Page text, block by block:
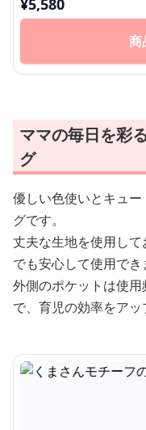
¥5,580
商
ママの毎日を彩
グ
優しい色使いとキュ
グです。
丈夫な生地を使用し
でも安心して使用でき
外側のポケットは使
で、育児の効率をアッ